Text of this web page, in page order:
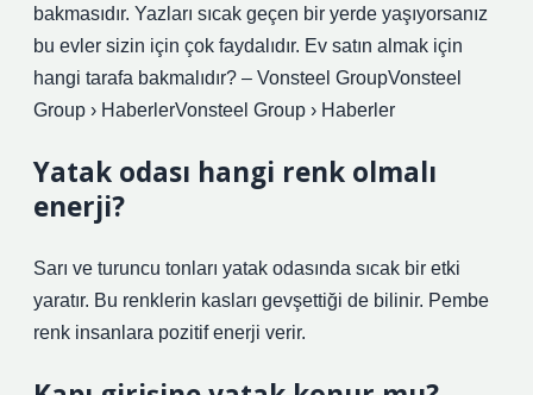
bakmasıdır. Yazları sıcak geçen bir yerde yaşıyorsanız
bu evler sizin için çok faydalıdır. Ev satın almak için
hangi tarafa bakmalıdır? – Vonsteel GroupVonsteel
Group › HaberlerVonsteel Group › Haberler
Yatak odası hangi renk olmalı
enerji?
Sarı ve turuncu tonları yatak odasında sıcak bir etki
yaratır. Bu renklerin kasları gevşettiği de bilinir. Pembe
renk insanlara pozitif enerji verir.